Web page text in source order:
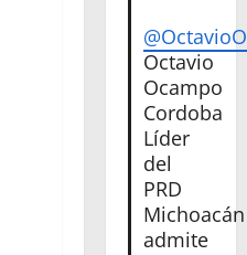
Octavio
Ocampo
Cordoba
Líder
del
PRD
Michoacán
admite